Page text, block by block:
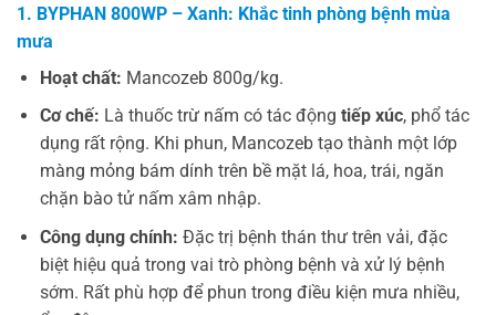
1. BYPHAN 800WP – Xanh: Khắc tinh phòng bệnh mùa
mưa
Hoạt chất: Mancozeb 800g/kg.
Cơ chế: Là thuốc trừ nấm có tác động tiếp xúc, phổ tác
dụng rất rộng. Khi phun, Mancozeb tạo thành một lớp
màng mỏng bám dính trên bề mặt lá, hoa, trái, ngăn
chặn bào tử nấm xâm nhập.
Công dụng chính: Đặc trị bệnh thán thư trên vải, đặc
biệt hiệu quả trong vai trò phòng bệnh và xử lý bệnh
sớm. Rất phù hợp để phun trong điều kiện mưa nhiều,